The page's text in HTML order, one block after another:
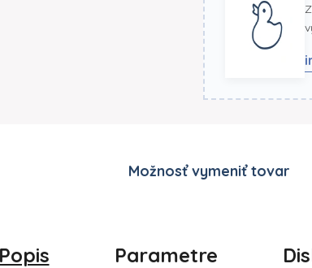
Možnosť vymeniť tovar
Popis Parametre